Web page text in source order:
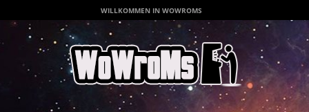
WILLKOMMEN IN WOWROMS